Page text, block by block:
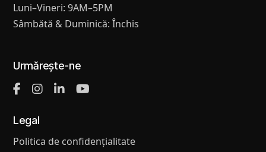
Luni–Vineri: 9AM–5PM
Sâmbătă & Duminică: Închis
Urmărește-ne
Legal
Politica de confidențialitate